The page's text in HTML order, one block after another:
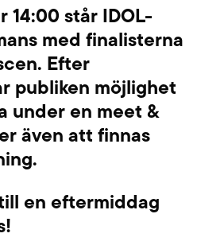
14:00 står IDOL-
med finalisterna
Efter
publiken möjlighet
under en meet &
även att finnas
en eftermiddag